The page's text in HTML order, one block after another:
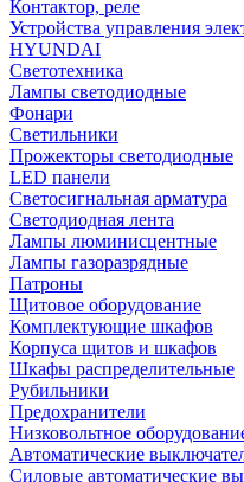
Контактор, реле
Устройства управления
HYUNDAI
Светотехника
Лампы светодиодные
Фонари
Светильники
Прожекторы светодиодные
LED панели
Светосигнальная арматура
Светодиодная лента
Лампы люминисцентные
Лампы газоразрядные
Патроны
Щитовое оборудование
Комплектующие шкафов
Корпуса щитов и шкафов
Шкафы распределительные
Рубильники
Предохранители
Низковольтное
Автоматические
Силовые автоматические